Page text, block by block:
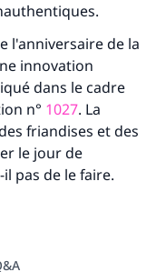
l'anniversaire de la
innovation
dans le cadre
n° 1027. La
friandises et des
le jour de
pas de le faire.
réponses.
sur lui) a dit:
obtient la
qui le fait."